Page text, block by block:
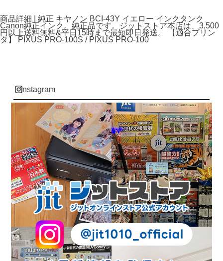
商品詳細 | 純正 キヤノン BCI-43Y イエロー インクタンク
Canon純正インク。純正品です。ジットストア本店は、3,500
円以上送料無料&平日15時まで最短即日発送。 【適合プリン
タ】 PIXUS PRO-100S / PIXUS PRO-100
instagram